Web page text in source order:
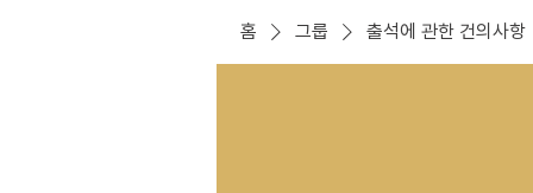
홈 그룹 출석에 관한 건의사항